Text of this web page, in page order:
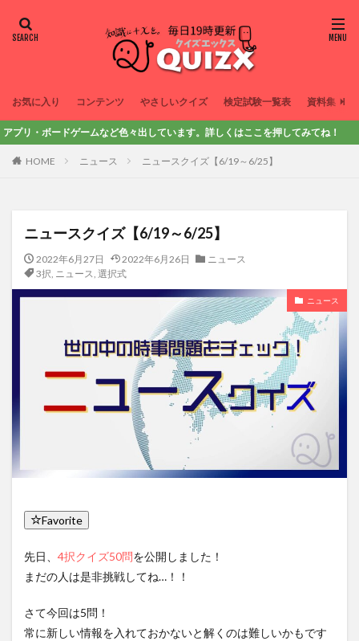
お気に入り コンテンツ やさしいクイズ 検定試験一覧表 資料集
など色々出しています。詳しくはここを押してみてね！
HOME ニュース ニュースクイズ【6/19～6/25】
ニュースクイズ【6/19～6/25】
2022年6月27日 2022年6月26日
ニュース
3択, ニュース, 選択式
ニュース
Favorite
先日、 4択クイズ50問を公開しました！
まだの人は是非挑戦してね…！！
さて今回は5問！
常に新しい情報を入れておかないと解くのは難しいかもです